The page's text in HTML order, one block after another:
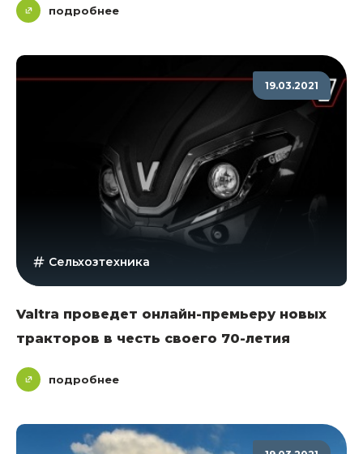
подробнее
19.03.2021
Сельхозтехника
Valtra проведет онлайн-премьеру новых
тракторов в честь своего 70-летия
подробнее